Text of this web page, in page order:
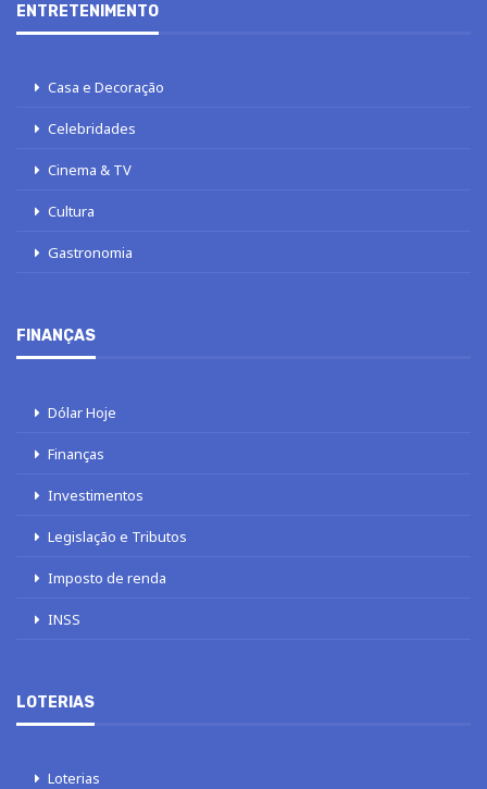
ENTRETENIMENTO
Casa e Decoração
Celebridades
Cinema & TV
Cultura
Gastronomia
FINANÇAS
Dólar Hoje
Finanças
Investimentos
Legislação e Tributos
Imposto de renda
INSS
LOTERIAS
Loterias